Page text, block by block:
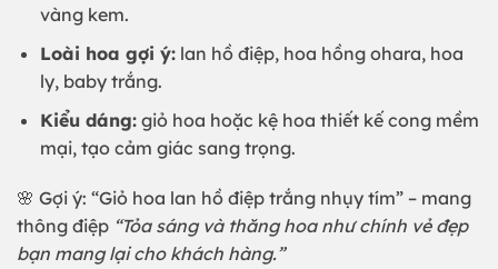
vàng kem.
Loài hoa gợi ý:lan hồ điệp, hoa hồng ohara, hoa
ly, baby trắng.
Kiểu dáng:giỏ hoa hoặc kệ hoa thiết kế cong mềm
mại, tạo cảm giác sang trọng.
🌸 Gợi ý: “Giỏ hoa lan hồ điệp trắng nhụy tím” – mang
thông điệp “Tỏa sáng và thăng hoa như chính vẻ đẹp
bạn mang lại cho khách hàng.”